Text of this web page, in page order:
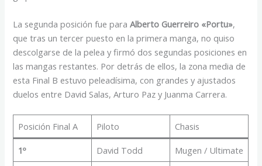
La segunda posición fue paraAlberto Guerreiro «Portu»,
que tras un tercer puesto en la primera manga, no quiso
descolgarse de la pelea y firmó dos segundas posiciones en
las mangas restantes. Por detrás de ellos, la zona media de
esta Final B estuvo peleadísima, con grandes y ajustados
duelos entre David Salas, Arturo Paz y Juanma Carrera.
Posición Final A Piloto Chasis
1º David Todd
Mugen / Ultimate